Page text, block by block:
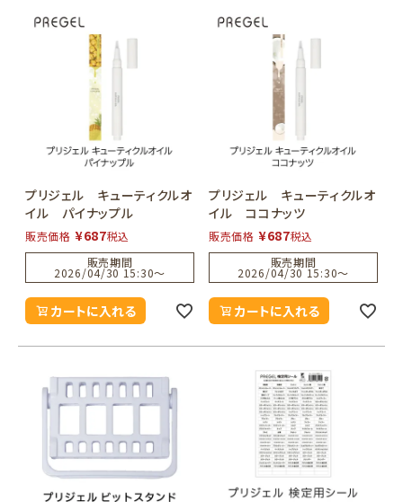
プリジェル キューティクルオ
イル パイナップル
販売価格 ¥687税込
販売期間
2026/04/30 15:30〜
カートに入れる
プリジェル キューティクルオ
イル ココナッツ
販売価格 ¥687税込
販売期間
2026/04/30 15:30〜
カートに入れる